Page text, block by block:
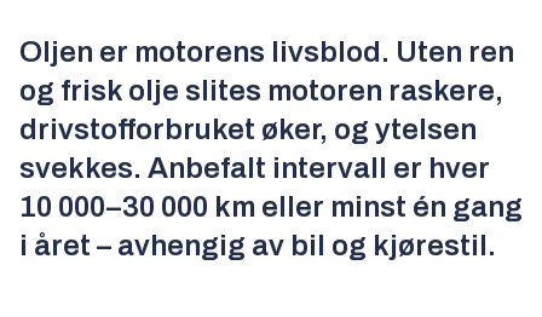
Oljen er motorens livsblod. Uten ren
og frisk olje slites motoren raskere,
drivstofforbruket øker, og ytelsen
svekkes. Anbefalt intervall er hver
10 000–30 000 km eller minst én gang
i året – avhengig av bil og kjørestil.